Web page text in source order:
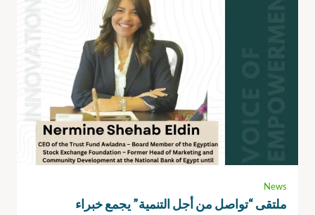
News
ملتقى “تواصل من أجل التنمية” يجمع خبراء